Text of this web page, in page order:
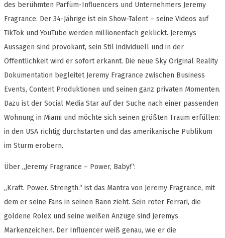
des berühmten Parfüm-Influencers und Unternehmers Jeremy
Fragrance. Der 34-Jährige ist ein Show-Talent – seine Videos auf
TikTok und YouTube werden millionenfach geklickt. Jeremys
Aussagen sind provokant, sein Stil individuell und in der
Öffentlichkeit wird er sofort erkannt. Die neue Sky Original Reality
Dokumentation begleitet Jeremy Fragrance zwischen Business
Events, Content Produktionen und seinen ganz privaten Momenten.
Dazu ist der Social Media Star auf der Suche nach einer passenden
Wohnung in Miami und möchte sich seinen größten Traum erfüllen:
in den USA richtig durchstarten und das amerikanische Publikum
im Sturm erobern.
Über „Jeremy Fragrance – Power, Baby!“:
„Kraft. Power. Strength.“ ist das Mantra von Jeremy Fragrance, mit
dem er seine Fans in seinen Bann zieht. Sein roter Ferrari, die
goldene Rolex und seine weißen Anzüge sind Jeremys
Markenzeichen. Der Influencer weiß genau, wie er die